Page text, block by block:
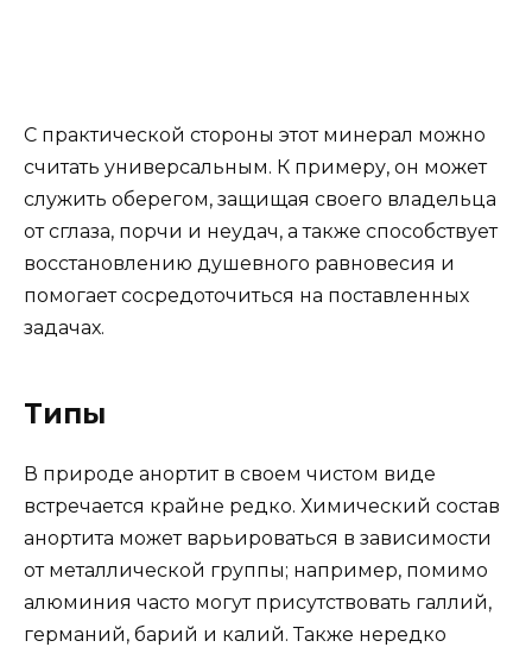
С практической стороны этот минерал можно
считать универсальным. К примеру, он может
служить оберегом, защищая своего владельца
от сглаза, порчи и неудач, а также способствует
восстановлению душевного равновесия и
помогает сосредоточиться на поставленных
задачах.
Типы
В природе анортит в своем чистом виде
встречается крайне редко. Химический состав
анортита может варьироваться в зависимости
от металлической группы; например, помимо
алюминия часто могут присутствовать галлий,
германий, барий и калий. Также нередко